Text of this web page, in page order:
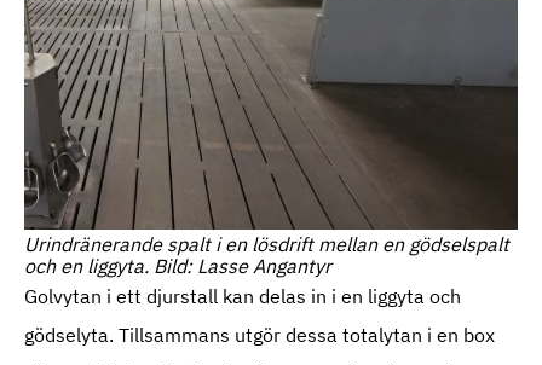
Urindränerande spalt i en lösdrift mellan en gödselspalt
och en liggyta. Bild: Lasse Angantyr
Golvytan i ett djurstall kan delas in i en liggyta och
gödselyta. Tillsammans utgör dessa totalytan i en box